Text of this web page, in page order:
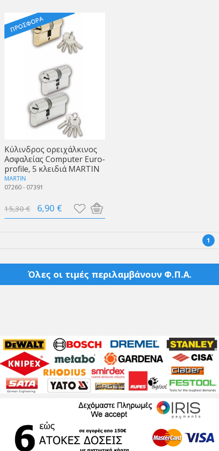
Κύλινδρος ορειχάλκινος
Ασφαλείας Computer Euro-
profile, 5 κλειδιά MARTIN
MARTIN
07260 - 07391
15,30 € 6,90 €
1
Όλες οι τιμές περιλαμβάνουν Φ.Π.Α.